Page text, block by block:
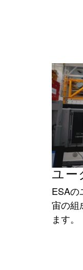
ユー
ESAの
宙の組
ます。